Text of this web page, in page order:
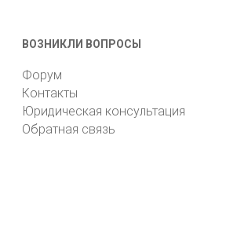
ВОЗНИКЛИ ВОПРОСЫ
Форум
Контакты
Юридическая консультация
Обратная связь